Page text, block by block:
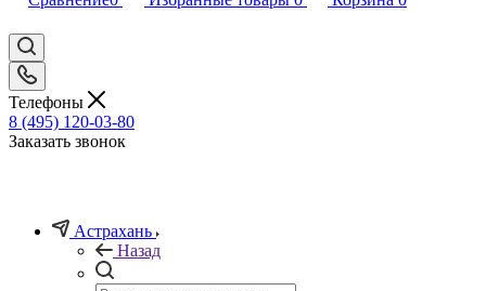
Телефоны
8 (495) 120-03-80
Заказать звонок
Астрахань
Назад